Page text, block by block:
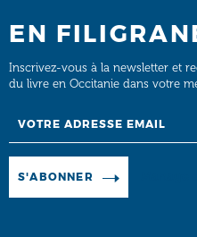
EN
Inscrivez-vous à la newsletter et
du livre en Occitanie dans votre
S'ABONNER